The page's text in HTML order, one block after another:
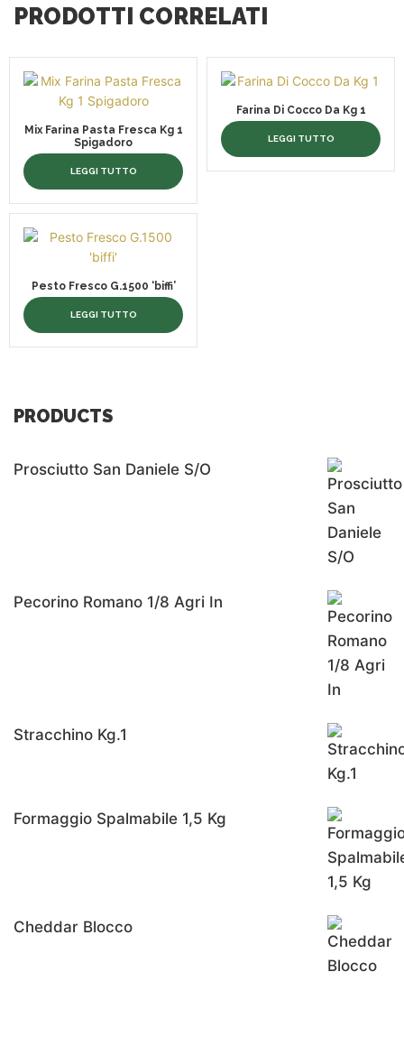
PRODOTTI CORRELATI
Mix Farina Pasta Fresca Kg 1
Spigadoro
LEGGI TUTTO
Farina Di Cocco Da Kg 1
LEGGI TUTTO
Pesto Fresco G.1500 ‘biffi’
LEGGI TUTTO
PRODUCTS
Prosciutto San Daniele S/o
Pecorino Romano 1/8 Agri In
Stracchino Kg.1
Formaggio Spalmabile 1,5 Kg
Cheddar Blocco